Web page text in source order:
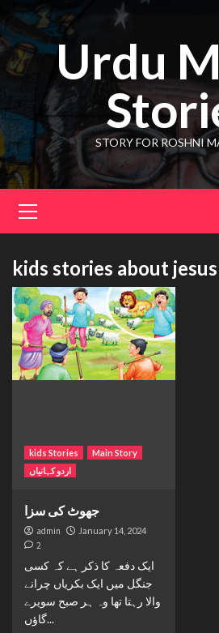
to
content
Urdu
STORY FOR ROSHNI
Menu
kids stories about jesus
kids Stories
Main Story
اردو کہانیاں
جھوٹ کی سزا
admin January 14, 2024
2
ایک دفعہ کا ذکر ہے کہ کسی
جنگل میں ایک بکریاں چرانے
والا رہتا تھا وہ ہر صبح سویرے
گاؤں...